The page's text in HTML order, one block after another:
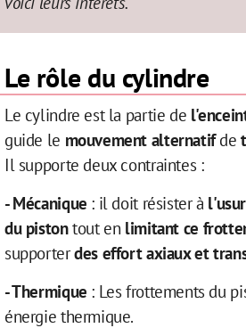
Le rôle du cylindre
Le cylindre est la partie de
guide le mouvement alternatifde
Il supporte deux contraintes :
- Mécanique : il doit résister à
du pistontout en limitant ce
supporterdes effort axiaux et
- Thermique : Les frottements du
énergie thermique.